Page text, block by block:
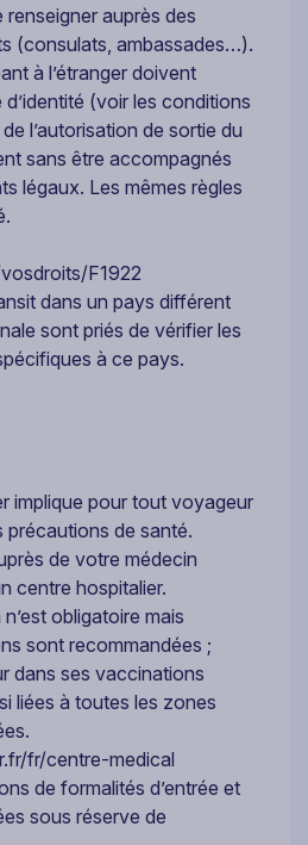
auprès des
(consulats, ambassades…).
à l’étranger doivent
(voir les conditions
l’autorisation de sortie du
sans être accompagnés
légaux. Les mêmes règles
F1922
dans un pays différent
sont priés de vérifier les
à ce pays.
implique pour tout voyageur
précautions de santé.
de votre médecin
centre hospitalier.
obligatoire mais
sont recommandées ;
dans ses vaccinations
liées à toutes les zones
fr/centre-medical
de formalités d’entrée et
sous réserve de